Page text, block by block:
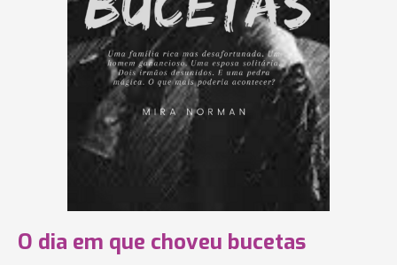
O dia em que choveu bucetas